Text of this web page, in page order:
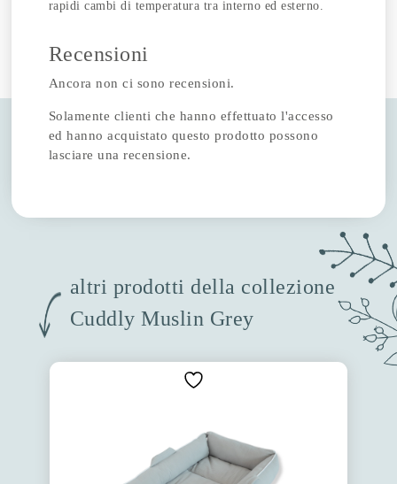
rapidi cambi di temperatura tra interno ed esterno.
Recensioni
Ancora non ci sono recensioni.
Solamente clienti che hanno effettuato l'accesso
ed hanno acquistato questo prodotto possono
lasciare una recensione.
altri prodotti della collezione
Cuddly Muslin Grey